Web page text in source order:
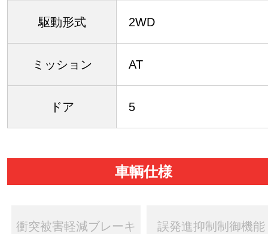
駆動形式 2WD
ミッション AT
ドア 5
車輌仕様
衝突被害軽減ブレーキ 誤発進抑制制御機能